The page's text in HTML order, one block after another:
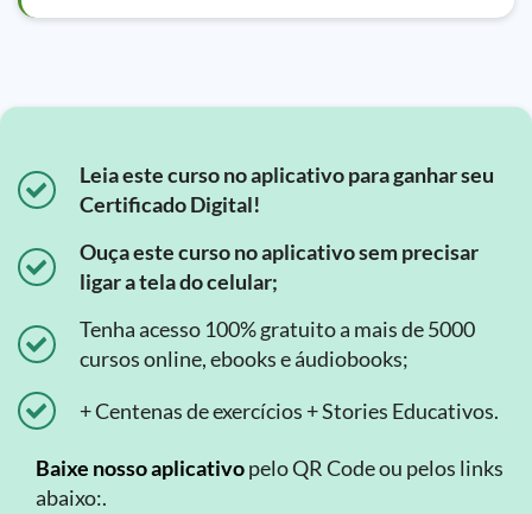
Leia este curso no aplicativo para ganhar seu
Certificado Digital!
Ouça este curso no aplicativo sem precisar
ligar a tela do celular;
Tenha acesso 100% gratuito a mais de 5000
cursos online, ebooks e áudiobooks;
+ Centenas de exercícios + Stories Educativos.
Baixe nosso aplicativopelo QR Code ou pelos links
abaixo:.